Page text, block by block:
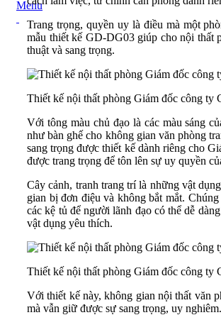
Menu
Trang trọng, quyền uy là điều mà một
mẫu thiết kế GD-DG03 giúp cho nội thất
thuật và sang trọng.
Thiết kế nội thất phòng Giám đốc công
Với tông màu chủ đạo là các màu sáng
như bàn ghế cho không gian văn phòng
sang trọng được thiết kế dành riêng cho
được trang trọng để tôn lên sự uy quyền
Cây cảnh, tranh trang trí là những vật
gian bị đơn điệu và không bắt mắt.
các kệ tủ để người lãnh đạo có thể dễ
vật dụng yêu thích.
Thiết kế nội thất phòng Giám đốc công
Với thiết kế này, không gian nội thất văn
mà vẫn giữ được sự sang trọng, uy nghiêm.